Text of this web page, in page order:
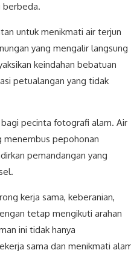
berbeda.
untuk menikmati air terjun
yang mengalir langsung
keindahan bebatuan
petualangan yang tidak
pecinta fotografi alam. Air
menembus pepohonan
pemandangan yang
kerja sama, keberanian,
tetap mengikuti arahan
ini tidak hanya
sama dan menikmati